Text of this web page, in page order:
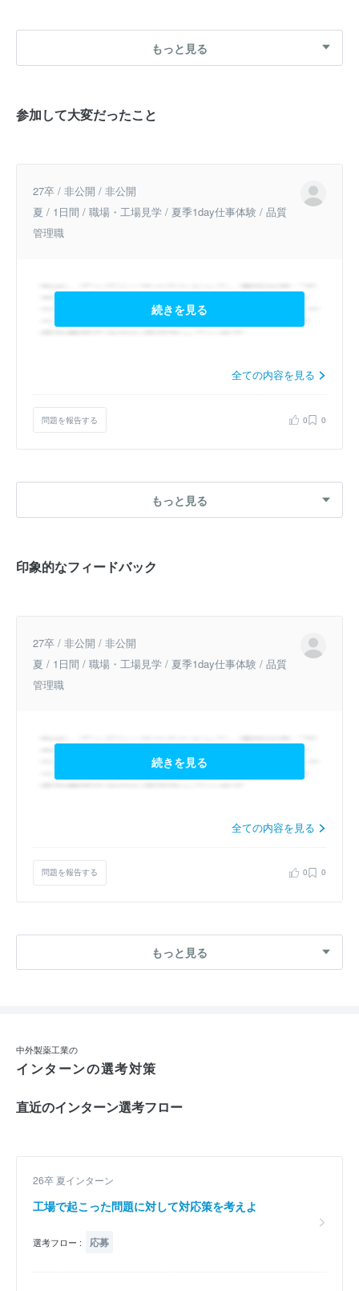
もっと見る
参加して大変だったこと
27卒 / 非公開 / 非公開
夏 / 1日間 / 職場・工場見学 / 夏季1day仕事体験 / 品質
管理職
続きを見る
全ての内容を見る
問題を報告する 0 0
もっと見る
印象的なフィードバック
27卒 / 非公開 / 非公開
夏 / 1日間 / 職場・工場見学 / 夏季1day仕事体験 / 品質
管理職
続きを見る
全ての内容を見る
問題を報告する 0 0
もっと見る
中外製薬工業の
インターンの選考対策
直近のインターン選考フロー
26卒 夏インターン
工場で起こった問題に対して対応策を考えよ
選考フロー : 応募